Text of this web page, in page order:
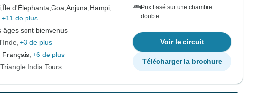
Île d'Éléphanta, Goa, Anjuna, Hampi,
+11 de plus
âges sont bienvenus
+3 de plus
Français, +6 de plus
India Tours
Prix basé sur une chambre
double
Voir le circuit
Télécharger la brochure